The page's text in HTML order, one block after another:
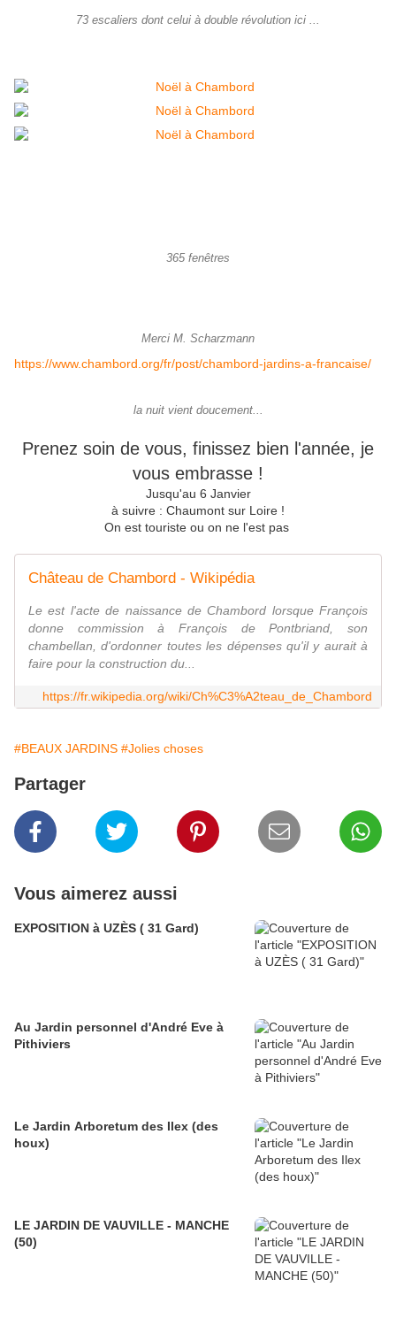
73 escaliers dont celui à double révolution ici ...
365 fenêtres
Merci M. Scharzmann
https://www.chambord.org/fr/post/chambord-jardins-a-francaise/
la nuit vient doucement...
Prenez soin de vous, finissez bien l'année, je
vous embrasse !
Jusqu'au 6 Janvier
à suivre : Chaumont sur Loire !
On est touriste ou on ne l'est pas
Château de Chambord - Wikipédia
Le est l'acte de naissance de Chambord lorsque François
donne commission à François de Pontbriand, son
chambellan, d'ordonner toutes les dépenses qu'il y aurait à
faire pour la construction du...
https://fr.wikipedia.org/wiki/Ch%C3%A2teau_de_Chambord
#BEAUX JARDINS #Jolies choses
Partager
Vous aimerez aussi
EXPOSITION à UZÈS ( 31 Gard)
Au Jardin personnel d'André Eve à
Pithiviers
Le Jardin Arboretum des Ilex (des
houx)
LE JARDIN DE VAUVILLE - MANCHE
(50)